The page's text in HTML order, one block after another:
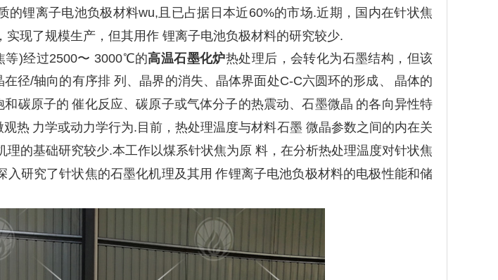
的锂离子电池负极材料wu,且已占据 日本近60%的市场.近期，国内在针状焦
实现了规模生产，但其用作 锂离子电池负极材料的研究较少.
等)经过2500〜 3000℃的高温石墨化炉热处理后，会转化为石墨结构，但该
在径/轴向的有序排 列、晶界的消失、晶体界面处C-C六圆环的形成、
晶体的
和碳原子的 催化反应、碳原子或气体分子的热震动、石墨微晶 的各向异性特
观热 力学或动力学行为.目前，热处理温度与材料石墨 微晶参数之间的内在关
理的基础研究较少.本工作以煤系针状焦为原 料，在分析热处理温度对针状焦
入研究了针状焦的石墨化机理及其用 作锂离子电池负极材料的电极性能和储